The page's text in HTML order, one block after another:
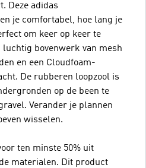
Deze adidas
je comfortabel, hoe lang je
om keer op keer te
bovenwerk van mesh
en een Cloudfoam-
De rubberen loopzool is
op de been te
Verander je plannen
wisselen.
ten minste 50% uit
materialen. Dit product